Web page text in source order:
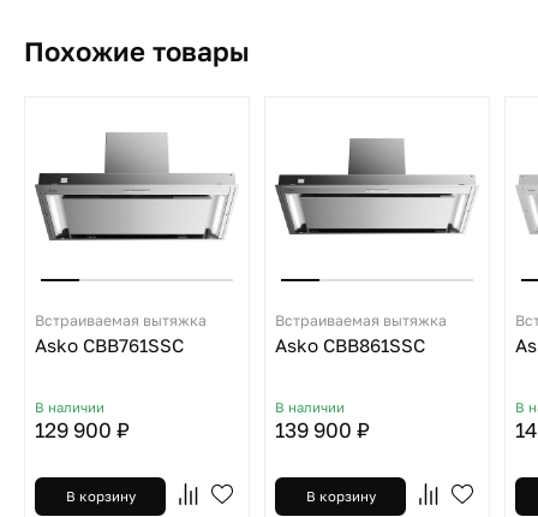
Похожие товары
Встраиваемая вытяжка
Asko CBB761SSC
В наличии
129 900 ₽
В корзину
Встраиваемая вытяжка
Asko CBB861SSC
В наличии
139 900 ₽
В корзину
В